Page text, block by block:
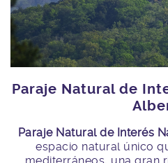
Paraje Natural de
Paraje Natural de Interés
espacio natural único